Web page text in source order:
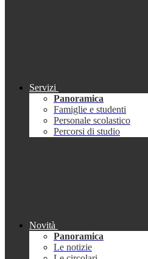
Servizi
Panoramica
Famiglie e studenti
Personale scolastico
Percorsi di studio
Novità
Panoramica
Le notizie